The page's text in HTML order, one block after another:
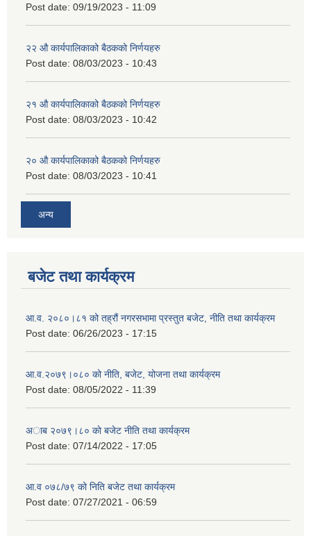
Post date: 09/19/2023 - 11:09
२‍२ औ कार्यपालिकाको बैठकको निर्णयहरु
Post date: 08/03/2023 - 10:43
२‍१ औ कार्यपालिकाको बैठकको निर्णयहरु
Post date: 08/03/2023 - 10:42
२‍० औ कार्यपालिकाको बैठकको निर्णयहरु
Post date: 08/03/2023 - 10:41
अन्य
बजेट तथा कार्यक्रम
आ.व. २०८०।८१ को तह्रौं नगरसभामा प्रस्तुत बजेट, नीति तथा कार्यक्रम
Post date: 06/26/2023 - 17:15
आ.व.२०७९।०८० को नीति, बजेट, योजना तथा कार्यक्रम
Post date: 08/05/2022 - 11:39
अाब २०७९।८० काे बजेट नीति तथा कार्यक्रम
Post date: 07/14/2022 - 17:05
आ.व ०७८/७९ को निति बजेट तथा कार्यक्रम
Post date: 07/27/2021 - 06:59